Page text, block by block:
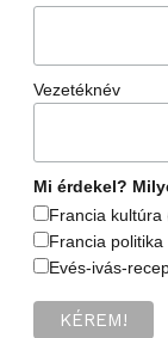
Vezetéknév
Mi érdekel?
Francia kultúra
Francia politika
Evés-ivás-